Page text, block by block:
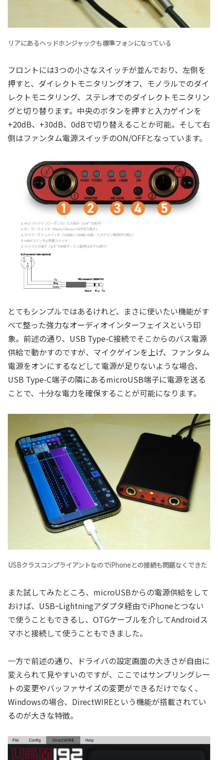
リアにあるヘッドホンジャックも標準フォンになっている
フロントには3つの小さなスイッチが並んでおり、左側を
押すと、ダイレクトモニタリングオフ、モノラルでのダイ
レクトモニタリング、ステレオでのダイレクトモニタリン
グと切り替ります。中央のボタンを押すと入力ゲインを
+20dB、+30dB、0dBで切り替えることか可能。そして右
側はファンタム電源スイッチのON/OFFとなっています。
とてもシンプルではあるけれど、まさに使いたい機能がす
べて整った強力なオーディオインターフェイスという印
象。前述の通り、USB Type-C接続でそこからのバス電源
供給で動かすのですが、マイクゲインを上げ、ファンタム
電源をオンにするなどして電源が足りないような場合、
USB Type-C端子の隣にあるmicroUSB端子に電源を送る
ことで、十分な電力を確保することが可能になります。
USBクラスコンプライアントなのでiPhoneとの接続も問題なくできた
また試してみたところ、microUSBからの電源供給をして
おけば、USBｰLightningアダプタ経由でiPhoneとつない
で使うこともできるし、OTGケーブルを介してAndroidス
マホと接続して使うこともできました。
一方で前述の通り、ドライバの設定画面の大きさが自由に
変えられて見やすいのですが、ここではサンプリングレー
トの変更やバッファサイズの変更ができるだけでなく、
Windowsの場合、DirectWIREという機能が搭載されてい
るのが大きな特徴。